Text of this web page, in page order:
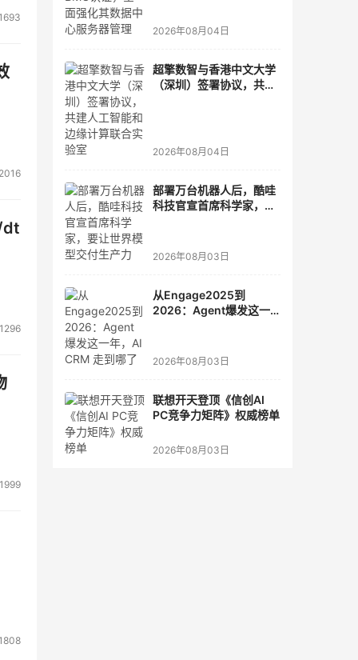
2016
dt
1296
1999
2026年08月04日
超擎数智与香港中文大学
（深圳）签署协议，共建
2026年08月04日
部署万台机器人后，酷哇
科技官宣首席科学家，要
2026年08月03日
从Engage2025到
2026：Agent爆发这一
2026年08月03日
联想开天登顶《信创AI
PC竞争力矩阵》权威榜单
2026年08月03日